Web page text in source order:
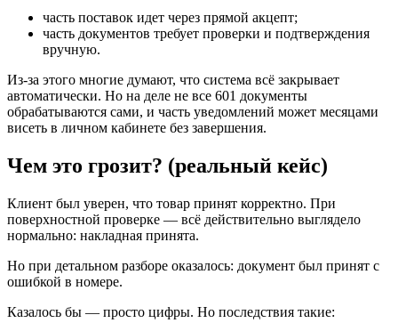
часть поставок идет через прямой акцепт;
часть документов требует проверки и подтверждения
вручную.
Из-за этого многие думают, что система всё закрывает
автоматически. Но на деле не все 601 документы
обрабатываются сами, и часть уведомлений может месяцами
висеть в личном кабинете без завершения.
Чем это грозит? (реальный кейс)
Клиент был уверен, что товар принят корректно. При
поверхностной проверке — всё действительно выглядело
нормально: накладная принята.
Но при детальном разборе оказалось: документ был принят с
ошибкой в номере.
Казалось бы — просто цифры. Но последствия такие: